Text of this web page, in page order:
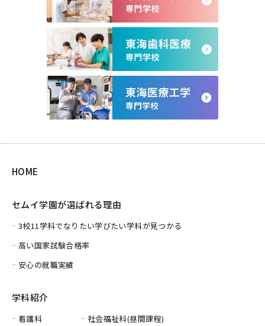
HOME
セムイ学園が選ばれる理由
3校11学科でなりたい学びたい学科が見つかる
高い国家試験合格率
安心の就職実績
学科紹介
看護科
社会福祉科(昼間課程)